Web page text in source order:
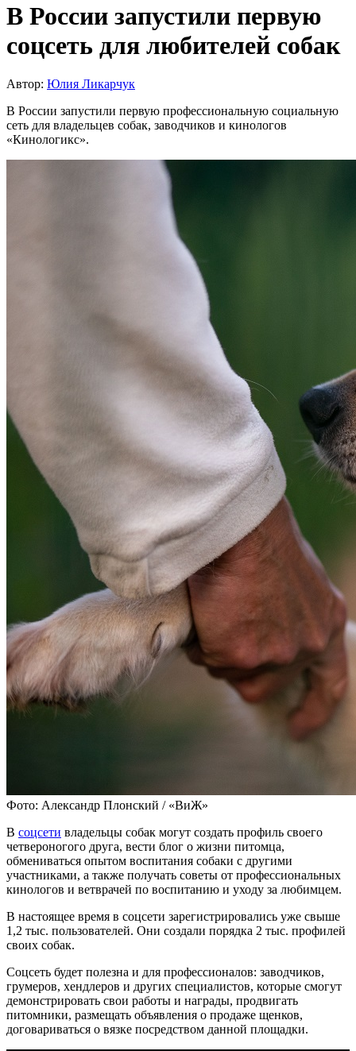
В России запустили первую
соцсеть для любителей собак
Автор: Юлия Ликарчук
В России запустили первую профессиональную социальную
сеть для владельцев собак, заводчиков и кинологов
«Кинологикс».
Фото: Александр Плонский / «ВиЖ»
В соцсети владельцы собак могут создать профиль своего
четвероногого друга, вести блог о жизни питомца,
обмениваться опытом воспитания собаки с другими
участниками, а также получать советы от профессиональных
кинологов и ветврачей по воспитанию и уходу за любимцем.
В настоящее время в соцсети зарегистрировались уже свыше
1,2 тыс. пользователей. Они создали порядка 2 тыс. профилей
своих собак.
Соцсеть будет полезна и для профессионалов: заводчиков,
грумеров, хендлеров и других специалистов, которые смогут
демонстрировать свои работы и награды, продвигать
питомники, размещать объявления о продаже щенков,
договариваться о вязке посредством данной площадки.